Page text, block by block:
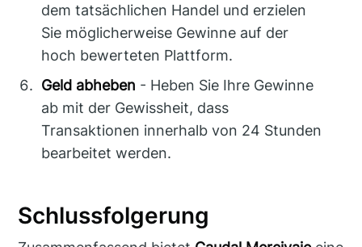
dem tatsächlichen Handel und erzielen
Sie möglicherweise Gewinne auf der
hoch bewerteten Plattform.
Geld abheben - Heben Sie Ihre Gewinne
ab mit der Gewissheit, dass
Transaktionen innerhalb von 24 Stunden
bearbeitet werden.
Schlussfolgerung